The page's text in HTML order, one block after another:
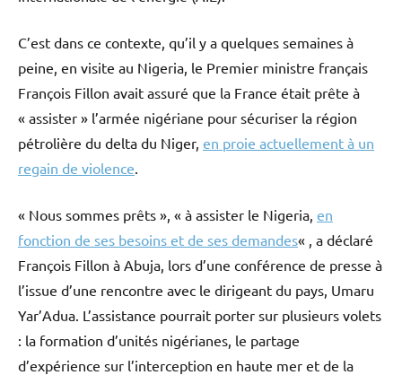
C’est dans ce contexte, qu’il y a quelques semaines à
peine, en visite au Nigeria, le Premier ministre français
François Fillon avait assuré que la France était prête à
« assister » l’armée nigériane pour sécuriser la région
pétrolière du delta du Niger, en proie actuellement à un
regain de violence
« Nous sommes prêts », « à assister le Nigeria, en
fonction de ses besoins et de ses demandes« , a déclaré
François Fillon à Abuja, lors d’une conférence de presse à
l’issue d’une rencontre avec le dirigeant du pays, Umaru
Yar’Adua. L’assistance pourrait porter sur plusieurs volets
: la formation d’unités nigérianes, le partage
d’expérience sur l’interception en haute mer et de la